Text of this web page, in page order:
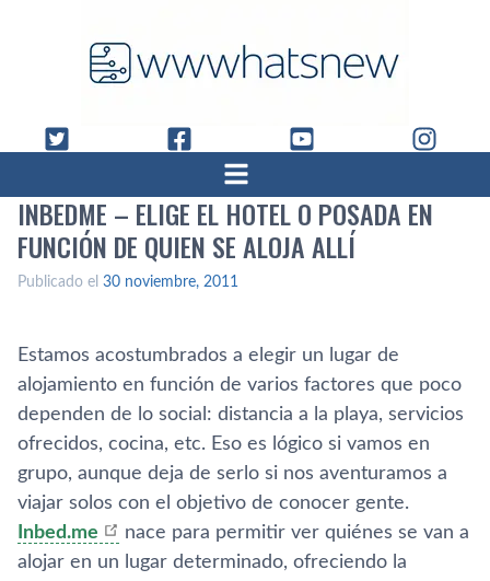
INBEDME – ELIGE EL HOTEL O POSADA EN
FUNCIÓN DE QUIEN SE ALOJA ALLÍ­
Publicado el 30 noviembre, 2011
Estamos acostumbrados a elegir un lugar de
alojamiento en función de varios factores que poco
dependen de lo social: distancia a la playa, servicios
ofrecidos, cocina, etc. Eso es lógico si vamos en
grupo, aunque deja de serlo si nos aventuramos a
viajar solos con el objetivo de conocer gente.
Inbed.me
nace para permitir ver quiénes se van a
alojar en un lugar determinado, ofreciendo la